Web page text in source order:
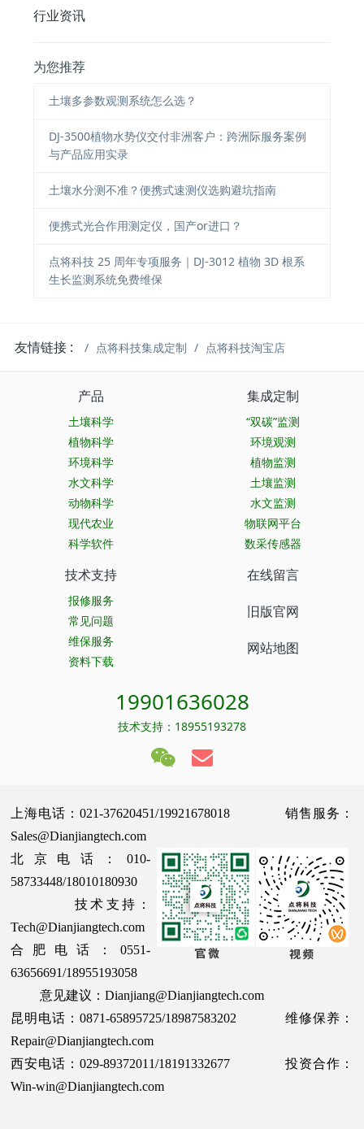
行业资讯
为您推荐
土壤多参数观测系统怎么选？
DJ-3500植物水势仪交付非洲客户：跨洲际服务案例
与产品应用实录
土壤水分测不准？便携式速测仪选购避坑指南
便携式光合作用测定仪，国产or进口？
点将科技 25 周年专项服务｜DJ-3012 植物 3D 根系
生长监测系统免费维保
友情链接 : 点将科技集成定制 点将科技淘宝店
产品
土壤科学
植物科学
环境科学
水文科学
动物科学
现代农业
科学软件
集成定制
“双碳”监测
环境观测
植物监测
土壤监测
水文监测
物联网平台
数采传感器
技术支持
报修服务
常见问题
维保服务
资料下载
在线留言
旧版官网
网站地图
19901636028
技术支持：18955193278
上海电话：021-37620451/19921678018 销售服务：
Sales@Dianjiangtech.com
北京电话：010-
58733448/18010180930
技术支持：
Tech@Dianjiangtech.com
合肥电话：0551-
63656691/18955193058
意见建议：Dianjiang@Dianjiangtech.com
昆明电话：0871-65895725/18987583202 维修保养：
Repair@Dianjiangtech.com
西安电话：029-89372011/18191332677 投资合作：
Win-win@Dianjiangtech.com